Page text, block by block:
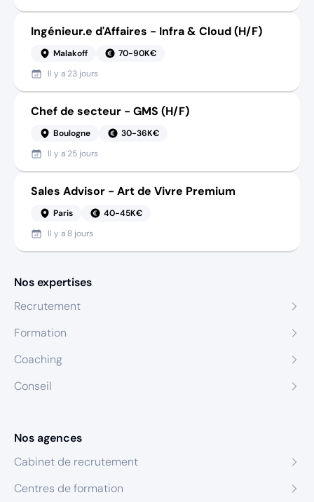
Ingénieur.e d'Affaires - Infra & Cloud (H/F)
Malakoff
70-90K€
Il y a 23 jours
Chef de secteur - GMS (H/F)
Boulogne
30-36K€
Il y a 25 jours
Sales Advisor - Art de Vivre Premium
Paris
40-45K€
Il y a 8 jours
Nos expertises
Recrutement
Formation
Coaching
Conseil
Nos agences
Cabinet de recrutement
Centres de formation